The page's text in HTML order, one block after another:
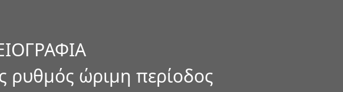
ρυθμός ώριμη περίοδος